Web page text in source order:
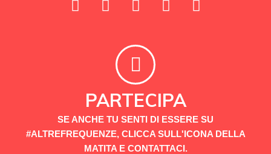
PARTECIPA
SE ANCHE TU SENTI DI ESSERE SU
#ALTREFREQUENZE, CLICCA SULL'ICONA DELLA
MATITA E CONTATTACI.